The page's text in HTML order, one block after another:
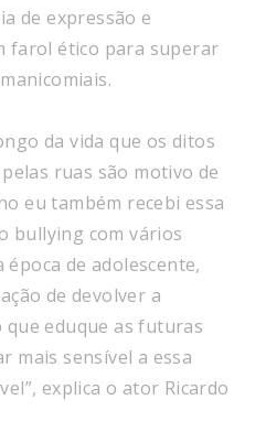
de expressão e
farol ético para superar
da vida que os ditos
ruas são motivo de
eu também recebi essa
bullying com vários
de adolescente,
de devolver a
eduque as futuras
mais sensível a essa
explica o ator Ricardo